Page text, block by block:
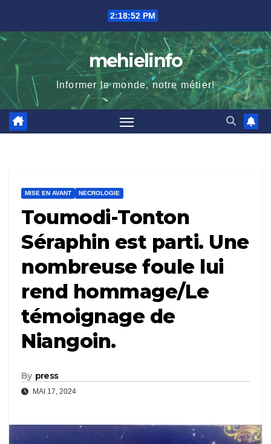
content
2:18:54 PM
mehielinfo
Informer le monde, notre métier!
MISE EN AVANT NECROLOGIE
Toumodi-Tonton
Séraphin est parti. Une
nombreuse foule lui
rend hommage/Le
témoignage de
Niangoin.
By press
MAI 17, 2024